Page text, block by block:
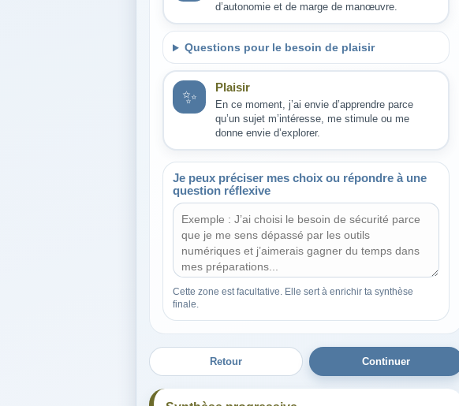
d’autonomie et de marge de manœuvre.
Questions pour le besoin de plaisir
✨ Plaisir
En ce moment, j’ai envie d’apprendre parce
qu’un sujet m’intéresse, me stimule ou me
donne envie d’explorer.
Je peux préciser mes choix ou répondre à une
question réflexive
Cette zone est facultative. Elle sert à enrichir ta synthèse
finale.
Retour Continuer